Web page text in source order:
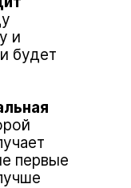
и
будет
первые